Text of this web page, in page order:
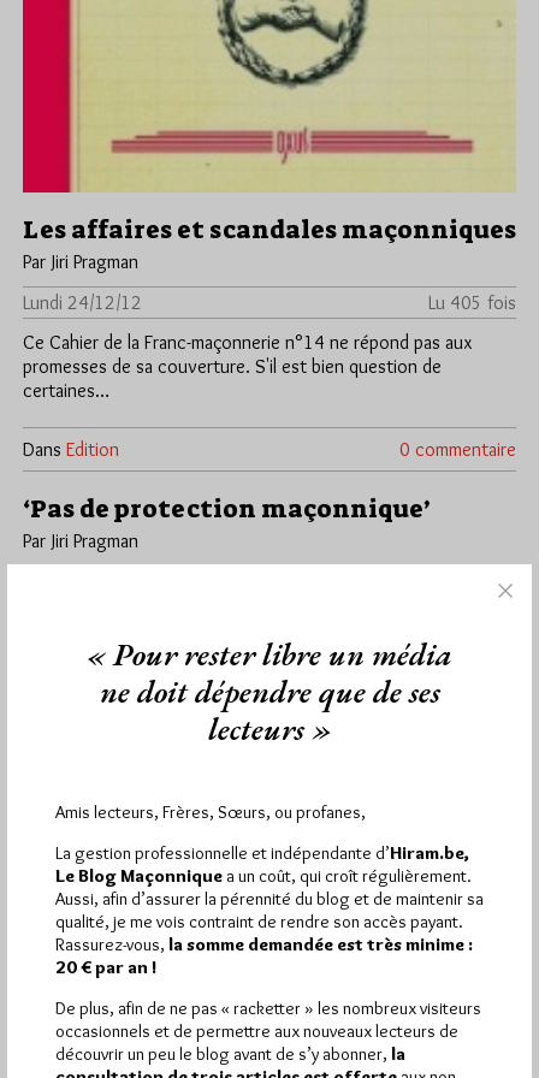
Les affaires et scandales maçonniques
Par Jiri Pragman
Lundi 24/12/12
Lu 405 fois
Ce Cahier de la Franc-maçonnerie n°14 ne répond pas aux
promesses de sa couverture. S'il est bien question de
certaines…
Dans Edition 0 commentaire
‘Pas de protection maçonnique’
Par Jiri Pragman
Lu 156 fois
est toujours dans le collimateur . Ce patron officiellement
faire’
Par Jiri Pragman
Mercredi 18/04/12
Lu 181 fois
Dans une ancienne affaire, un policier aurait conduit une
personne en détention provisoire en déclarant: Celui-là c'est
un franc-maçon, un…
DansDans la presse 20 commentaires
« Pour rester libre un média
ne doit dépendre que de ses
lecteurs »
Amis lecteurs, Frères, Sœurs, ou profanes,
La gestion professionnelle et indépendante d’Hiram.be,
Le Blog Maçonnique a un coût, qui croît régulièrement.
Aussi, afin d’assurer la pérennité du blog et de maintenir sa
qualité, je me vois contraint de rendre son accès payant.
Rassurez-vous, la somme demandée est très minime :
20 € par an !
De plus, afin de ne pas « racketter » les nombreux visiteurs
occasionnels et de permettre aux nouveaux lecteurs de
découvrir un peu le blog avant de s’y abonner, la